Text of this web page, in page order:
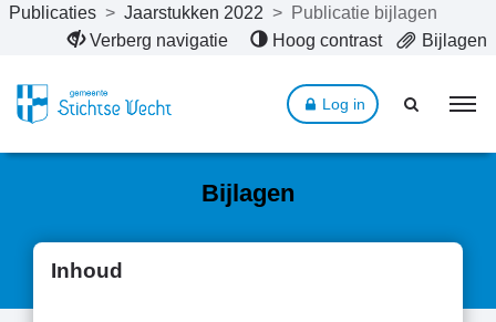
Naar hoofdinhoud
Publicaties > Jaarstukken 2022 > Publicatie bijlagen
Verberg navigatie
Hoog contrast Bijlagen
Log in
Bijlagen
Inhoud